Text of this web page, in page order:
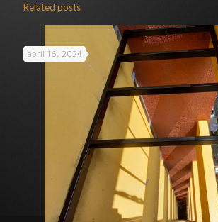
Related posts
abril 16, 2024